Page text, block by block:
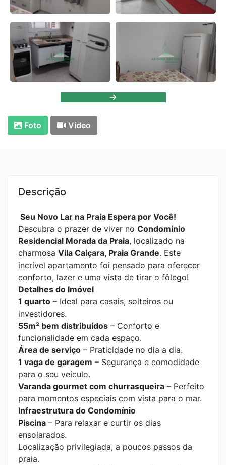
Foto Vídeo
Descrição
Seu Novo Lar na Praia Espera por Você!
Descubra o prazer de viver no Condomínio
Residencial Morada da Praia, localizado na
charmosa Vila Caiçara, Praia Grande. Este
incrível apartamento foi pensado para oferecer
conforto, lazer e uma vista de tirar o fôlego!
Detalhes do Imóvel
1 quarto – Ideal para casais, solteiros ou
investidores.
55m² bem distribuídos – Conforto e
funcionalidade em cada espaço.
Área de serviço – Praticidade no dia a dia.
1 vaga de garagem – Segurança e comodidade
para o seu veículo.
Varanda gourmet com churrasqueira – Perfeito
para momentos especiais com vista para o mar.
Infraestrutura do Condomínio
Piscina – Para relaxar e curtir os dias
ensolarados.
Localização privilegiada, a poucos passos da
praia.